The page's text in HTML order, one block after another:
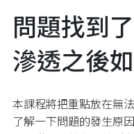
問題找到
滲透之後
本課程將把重點放在無
了解一下問題的發生原